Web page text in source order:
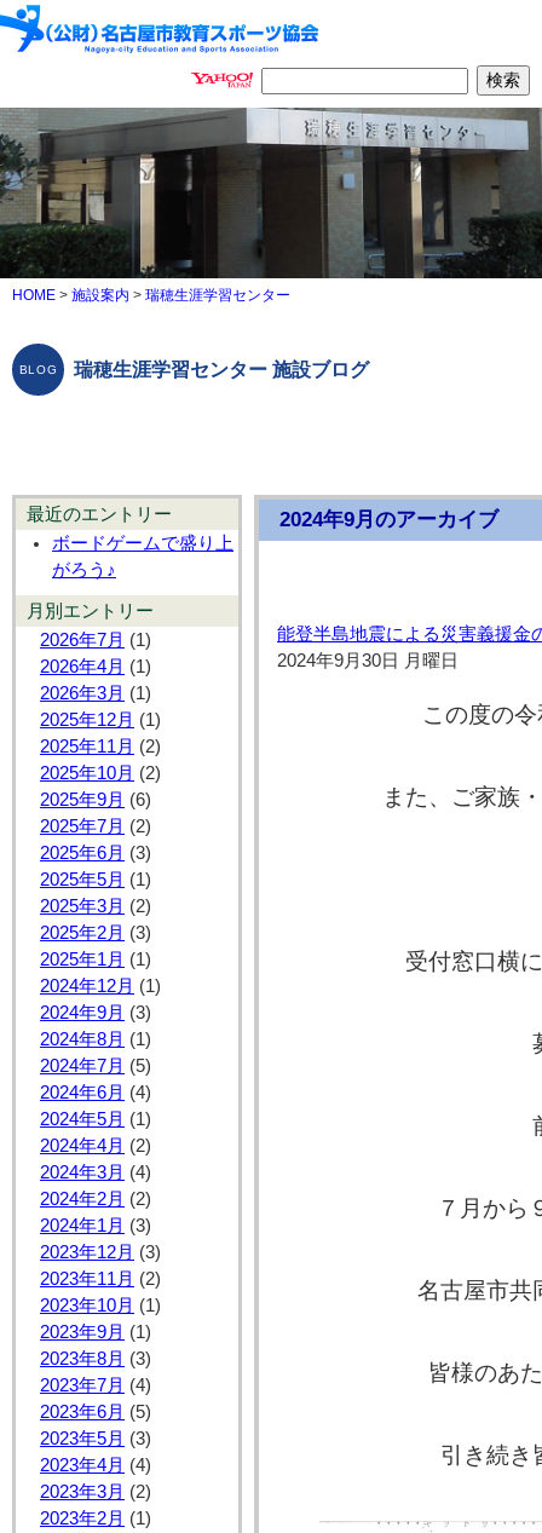
HOME > 施設案内 > 瑞穂生涯学習センター
瑞穂生涯学習センター 施設ブログ
最近のエントリー
ボードゲームで盛り上
がろう♪
月別エントリー
2026年7月 (1)
2026年4月 (1)
2026年3月 (1)
2025年12月 (1)
2025年11月 (2)
2025年10月 (2)
2025年9月 (6)
2025年7月 (2)
2025年6月 (3)
2025年5月 (1)
2025年3月 (2)
2025年2月 (3)
2025年1月 (1)
2024年12月 (1)
2024年9月 (3)
2024年8月 (1)
2024年7月 (5)
2024年6月 (4)
2024年5月 (1)
2024年4月 (2)
2024年3月 (4)
2024年2月 (2)
2024年1月 (3)
2023年12月 (3)
2023年11月 (2)
2023年10月 (1)
2023年9月 (1)
2023年8月 (3)
2023年7月 (4)
2023年6月 (5)
2023年5月 (3)
2023年4月 (4)
2023年3月 (2)
2023年2月 (1)
2024年9月のアーカイブ
能登半島地震による災害義援金
2024年9月30日 月曜日
この度の
また、ご家族
受付窓口横
７月から
名古屋市共
皆様のあ
引き続き